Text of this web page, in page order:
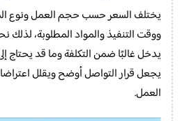
يختلف السعر حسب حجم العمل ونوع
ووقت التنفيذ والمواد المطلوبة،
يدخل غالبًا ضمن التكلفة وما قد يحتاج
يجعل قرار التواصل أوضح ويقلل
العمل.